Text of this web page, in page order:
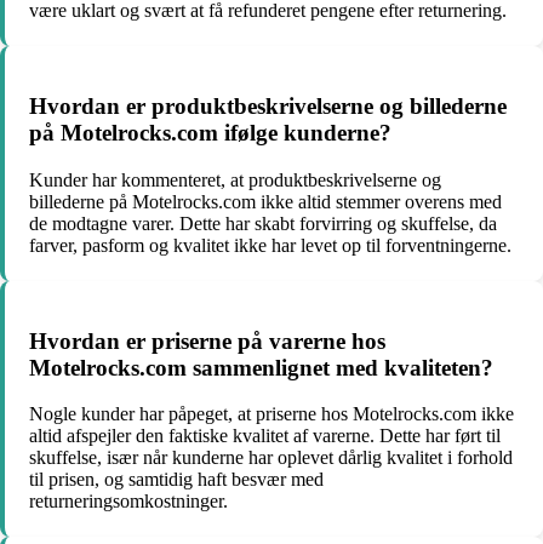
være uklart og svært at få refunderet pengene efter returnering.
Hvordan er produktbeskrivelserne og billederne
på Motelrocks.com ifølge kunderne?
Kunder har kommenteret, at produktbeskrivelserne og
billederne på Motelrocks.com ikke altid stemmer overens med
de modtagne varer. Dette har skabt forvirring og skuffelse, da
farver, pasform og kvalitet ikke har levet op til forventningerne.
Hvordan er priserne på varerne hos
Motelrocks.com sammenlignet med kvaliteten?
Nogle kunder har påpeget, at priserne hos Motelrocks.com ikke
altid afspejler den faktiske kvalitet af varerne. Dette har ført til
skuffelse, især når kunderne har oplevet dårlig kvalitet i forhold
til prisen, og samtidig haft besvær med
returneringsomkostninger.